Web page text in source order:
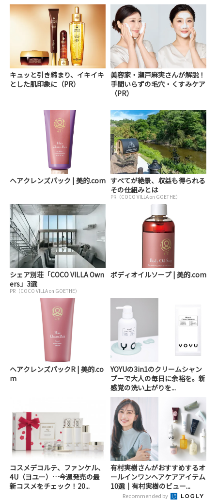
キュッと引き締まり、イキイキ
とした肌印象に（PR）
美容家・瀬戸麻実さんが解説！
手間いらずの毛穴・くすみケア
（PR）
ヘアクレンズパック | 美的.com すべてが絶景、収益も得られる
その仕組みとは
PR（COCO VILLA on GOETHE）
シェア別荘「COCO VILLA Own
ers」3選
PR（COCO VILLA on GOETHE）
ボディオイルソープ | 美的.com
ヘアクレンズパックR | 美的.co
m
YOYUの3in1のクリームシャン
プーで大人の毎日に余裕を。新
感覚の洗い上がりを...
コスメデコルテ、ファンケル、
4U（ヨユー）…今週発売の最
新コスメをチェック！20...
有村実樹さんがおすすめするオ
ールインワンヘアケアアイテム
10選｜有村実樹のビュー...
Recommended by